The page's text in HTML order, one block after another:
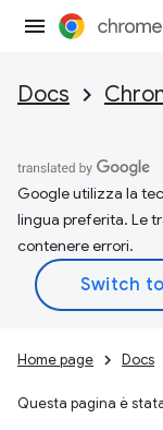
Docs
Google utilizza la
lingua preferita. Le
contenere errori.
Home page Docs
Questa pagina è